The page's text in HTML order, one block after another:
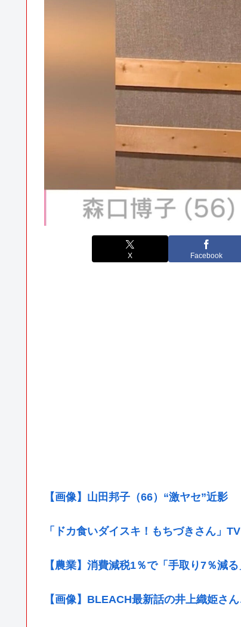
X Facebook
【画像】山田邦子（66）“激ヤセ”近影
「ドカ食いダイスキ！もちづきさん」
【農業】消費減税1％で「手取り7％減
【画像】BLEACH最新話の井上織姫さ